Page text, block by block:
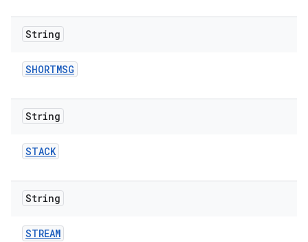
String
SHORTMSG
String
STACK
String
STREAM